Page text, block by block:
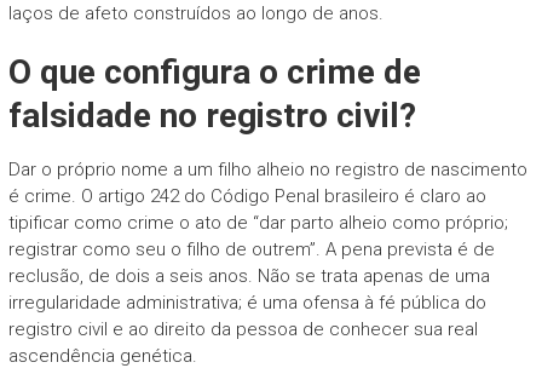
laços de afeto construídos ao longo de anos.
O que configura o crime de
falsidade no registro civil?
Dar o próprio nome a um filho alheio no registro de nascimento
é crime. O artigo 242 do Código Penal brasileiro é claro ao
tipificar como crime o ato de “dar parto alheio como próprio;
registrar como seu o filho de outrem”. A pena prevista é de
reclusão, de dois a seis anos. Não se trata apenas de uma
irregularidade administrativa; é uma ofensa à fé pública do
registro civil e ao direito da pessoa de conhecer sua real
ascendência genética.